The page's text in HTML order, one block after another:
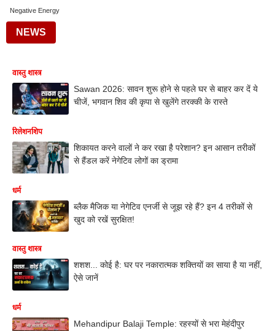
Negative Energy
NEWS
वास्तु शास्त्र
Sawan 2026: सावन शुरू होने से पहले घर से बाहर कर दें ये
चीजें, भगवान शिव की कृपा से खुलेंगे तरक्की के रास्ते
रिलेशनशिप
शिकायत करने वालों ने कर रखा है परेशान? इन आसान तरीकों
से हैंडल करें नेगेटिव लोगों का ड्रामा
धर्म
ब्लैक मैजिक या नेगेटिव एनर्जी से जूझ रहे हैं? इन 4 तरीकों से
खुद को रखें सुरक्षित!
वास्तु शास्त्र
शशश... कोई है: घर पर नकारात्मक शक्तियों का साया है या नहीं,
ऐसे जानें
धर्म
Mehandipur Balaji Temple: रहस्यों से भरा मेहंदीपुर